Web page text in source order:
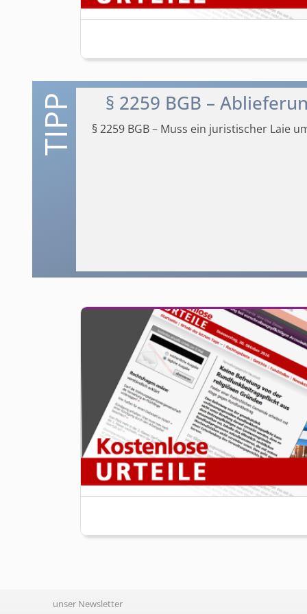
§ 2259 BGB –
§ 2259 BGB – Muss ein juristischer Laie
unser Newsletter